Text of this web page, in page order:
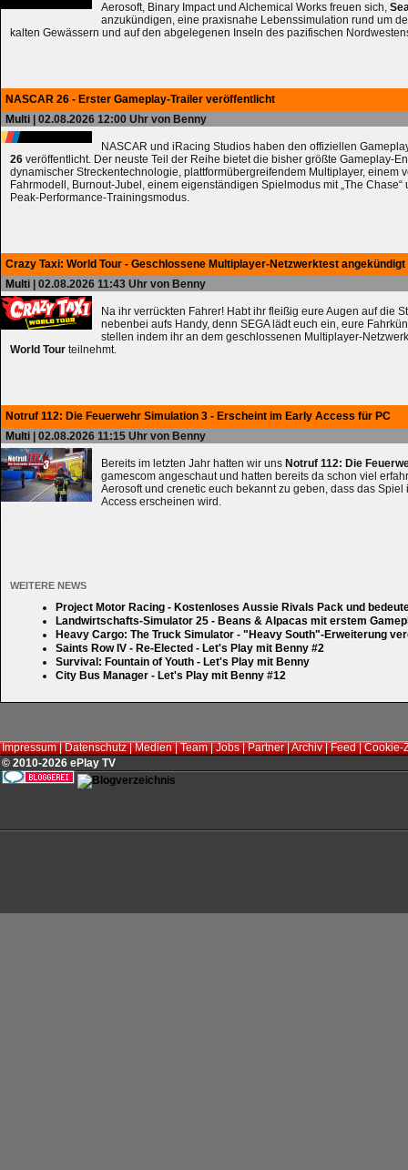
Aerosoft, Binary Impact und Alchemical Works freuen sich,
anzukündigen, eine praxisnahe Lebenssimulation rund um
kalten Gewässern und auf den abgelegenen Inseln des pazifischen
NASCAR 26 - Erster Gameplay-Trailer veröffentlicht
Multi | 02.08.2026 12:00 Uhr von Benny
NASCAR und iRacing Studios haben den offiziellen
26 veröffentlicht. Der neuste Teil der Reihe bietet die bisher größte Gameplay-
dynamischer Streckentechnologie, plattformübergreifendem Multiplayer, einem
Fahrmodell, Burnout-Jubel, einem eigenständigen Spielmodus mit „The
Peak-Performance-Trainingsmodus.
Crazy Taxi: World Tour - Geschlossene Multiplayer-Netzwerktest angekündigt
Multi | 02.08.2026 11:43 Uhr von Benny
Na ihr verrückten Fahrer! Habt ihr fleißig eure Augen auf die
nebenbei aufs Handy, denn SEGA lädt euch ein, eure
stellen indem ihr an dem geschlossenen Multiplayer-
World Tour teilnehmt.
Notruf 112: Die Feuerwehr Simulation 3 - Erscheint im Early Access für PC
Multi | 02.08.2026 11:15 Uhr von Benny
Bereits im letzten Jahr hatten wir uns Notruf 112: Die
gamescom angeschaut und hatten bereits da schon viel
Aerosoft und crenetic euch bekannt zu geben, dass das Spiel
Access erscheinen wird.
WEITERE NEWS
Project Motor Racing - Kostenloses Aussie Rivals Pack und
Landwirtschafts-Simulator 25 - Beans & Alpacas mit erstem
Heavy Cargo: The Truck Simulator - "Heavy South"-Erweiterung
Saints Row IV - Re-Elected - Let's Play mit Benny #2
Survival: Fountain of Youth - Let's Play mit Benny
City Bus Manager - Let's Play mit Benny #12
Impressum|Datenschutz|Medien|Team|Jobs|Partner|Archiv|Feed|Cookie-
© 2010-2026 ePlay TV